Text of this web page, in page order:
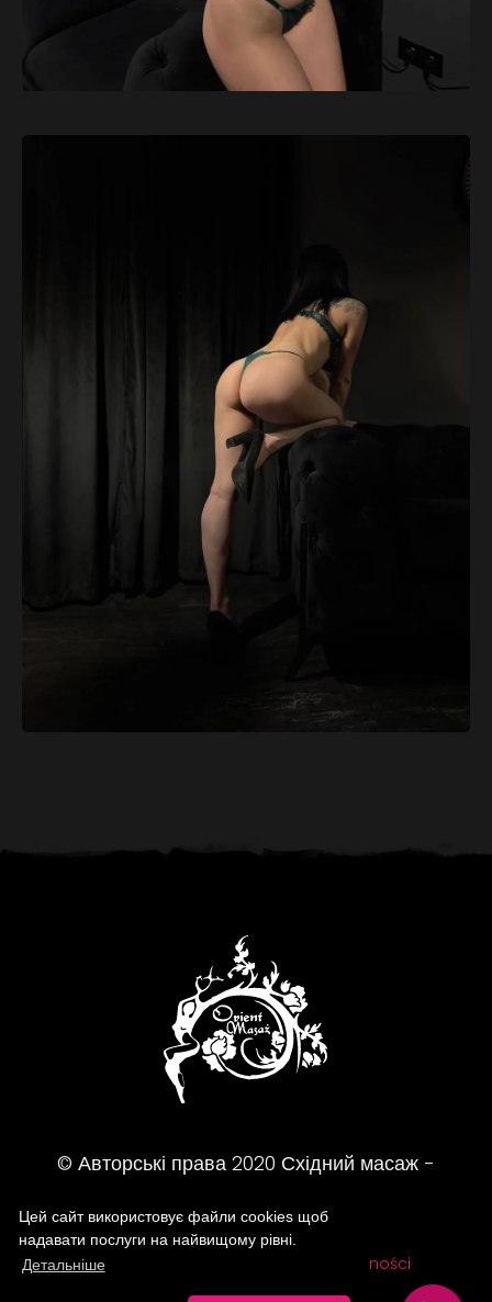
Цей сайт використовує файли cookies щоб
надавати послуги на найвищому рівні.
Детальніше
© Авторські права 2020 Східний масаж -
FAQ Polityka prywatności